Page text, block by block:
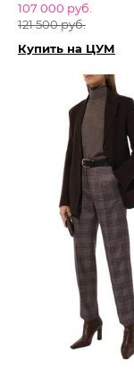
107 000 руб.
121 500 руб.
Купить на ЦУМ